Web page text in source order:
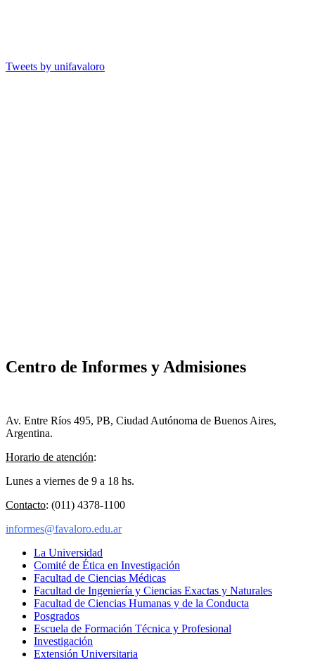
Centro de Informes y Admisiones
Av. Entre Ríos 495, PB, Ciudad Autónoma de Buenos Aires,
Argentina.
Horario de atención:
Lunes a viernes de 9 a 18 hs.
Contacto: (011) 4378-1100
informes@favaloro.edu.ar
La Universidad
Comité de Ética en Investigación
Facultad de Ciencias Médicas
Facultad de Ingeniería y Ciencias Exactas y Naturales
Facultad de Ciencias Humanas y de la Conducta
Posgrados
Escuela de Formación Técnica y Profesional
Investigación
Extensión Universitaria